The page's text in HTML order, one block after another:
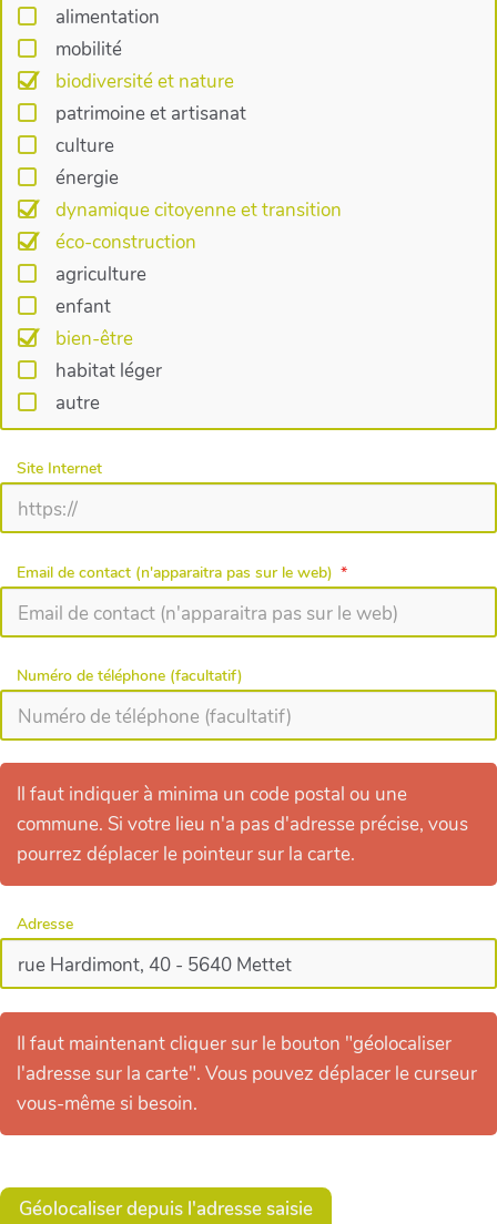
alimentation
mobilité
biodiversité et nature
patrimoine et artisanat
culture
énergie
dynamique citoyenne et transition
éco-construction
agriculture
enfant
bien-être
habitat léger
autre
Site Internet
Email de contact (n'apparaitra pas sur le web)
Numéro de téléphone (facultatif)
Il faut indiquer à minima un code postal ou une
commune. Si votre lieu n'a pas d'adresse précise, vous
pourrez déplacer le pointeur sur la carte.
Adresse
Il faut maintenant cliquer sur le bouton "géolocaliser
l'adresse sur la carte". Vous pouvez déplacer le curseur
vous-même si besoin.
Géolocaliser depuis l'adresse saisie